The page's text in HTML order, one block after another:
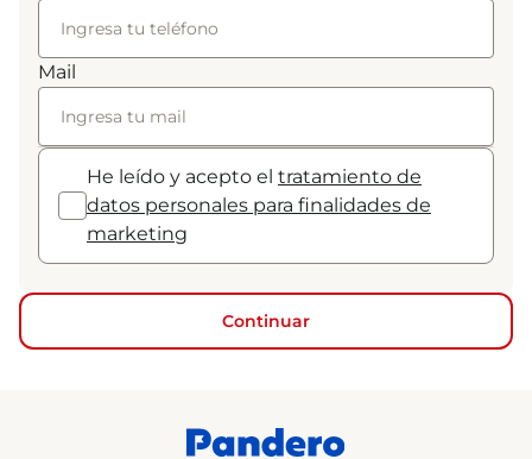
Mail
He leído y acepto el tratamiento de
datos personales para finalidades de
marketing
Continuar